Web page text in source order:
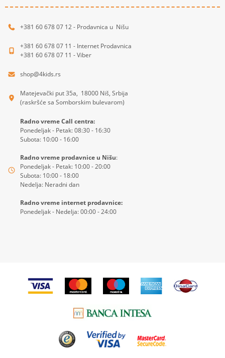
+381 60 678 07 12 - Prodavnica u Nišu
+381 60 678 07 11 - Internet Prodavnica
+381 60 678 07 11 - Viber
shop@4kids.rs
Matejevački put 35a, 18000 Niš, Srbija
(raskršće sa Somborskim bulevarom)
Radno vreme Call centra:
Ponedeljak - Petak: 08:30 - 16:30
Subota: 10:00 - 16:00
Radno vreme prodavnice u Nišu:
Ponedeljak - Petak: 10:00 - 20:00
Subota: 10:00 - 18:00
Nedelja: Neradni dan
Radno vreme internet prodavnice:
Ponedeljak - Nedelja: 00:00 - 24:00